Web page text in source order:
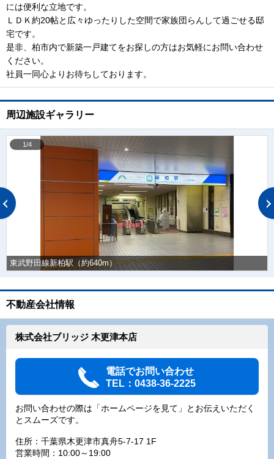
には便利な立地です。
ＬＤＫ約20帖と広々ゆったりした空間で家族団らんして過ごせる邸
宅です。
是非、柏市内で新築一戸建てをお探しの方はお気軽にお問い合わせ
ください。
社員一同心よりお待ちしております。
周辺施設ギャラリー
東武野田線新柏駅（約640m）
1/4
不動産会社情報
株式会社ブリッジ 木更津本店
電話でお問い合わせ
TEL：0438-36-2225
お問い合わせの際は「ホームページを見て」とお伝えいただく
とスムーズです。
住所：千葉県木更津市真舟5-7-17 1F
営業時間：10:00～19:00